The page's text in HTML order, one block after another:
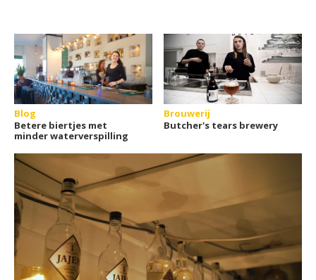
Blog
Betere biertjes met
minder waterverspilling
Brouwerij
Butcher's tears brewery